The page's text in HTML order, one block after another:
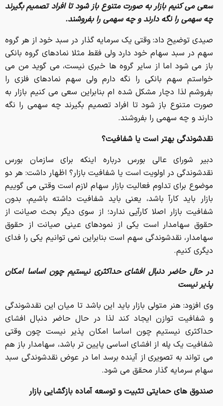
سعی می کنیم بازار به صورت متنوع باز شود تا افراد تصمیم بگیرند
چه سهمی را نگه دارند و چه سهمی را بفروشند.
صیدی توضیح داد: وقتی یک سرمایه گذار در سبد خود از هر گروه
سهم در سبد سهام خود دارد ولی فقط مثلا نمادهای گروه بانکی
باز می شود اما از سایر گروه ها خبری نیست، می گوید من می
خواستم سهم بانکی را نگه دارم ولی سهم نمادهای فلزی را
بفروشم لذا دچار مشکل شده ام بنابراین سعی می کنیم بازار به
صورت متنوع باز شود تا افراد تصمیم بگیرند چه سهمی را نگه
دارند و چه سهمی را بفروشند.
نقدشوندگی بهتر است یا شفافیت؟
دبیر شورای عالی بورس درباره اینکه برای سازمان بورس
نقدشوندگی در اولویت است یا شفافیت بازار؟ اظهار داشت: هر دو
موضوع برای تداوم فعالیت بازار سهام لازم است وقتی می گوییم
بازار باید کارآ باشد، یعنی باید شفافیت داشته باشیم، بدون
شفافیت بازار اصلا کارآیی ندارد؛ از سوی دیگر بحث صیانت از
حقوق سهامدار است یکی از نمودهای عینی صیانت از حقوق
سهامدار، نقدشوندگی سهم است بنابراین نمی توانیم یکی را فدای
دیگری کنیم.
در حال حاضر دنبال افشای حداکثری نیستیم چون اساسا امکان
پذیر نیست
وی افزود: هنر متولی بازار باید این باشد تا میان این نقدشوندگی
و شفافیت توازن ایجاد کند لذا در حال حاضر دنبال افشای
حداکثری نیستیم چون اساسا امکان پذیر نیست چون وقتی
شفافیت یک پله از افشای اساسی پایین تر باشد، سهامدار باز هم
می تواند به تصویری از آینده برسد اما در عوض نقدشوندگی سبد
سهام سرمایه گذار محقق می شود.
صندوق های حمایتی تثبیت و توسعه آماده بازگشایی بازار